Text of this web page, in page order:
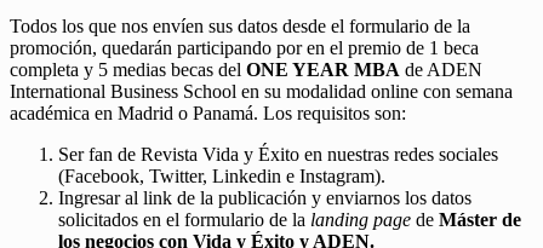
Todos los que nos envíen sus datos desde el formulario de la
promoción, quedarán participando por en el premio de 1 beca
completa y 5 medias becas del ONE YEAR MBA de ADEN
International Business School en su modalidad online con semana
académica en Madrid o Panamá. Los requisitos son:
Ser fan de Revista Vida y Éxito en nuestras redes sociales
(Facebook, Twitter, Linkedin e Instagram).
Ingresar al link de la publicación y enviarnos los datos
solicitados en el formulario de la landing page de Máster de
los negocios con Vida y Éxito y ADEN.